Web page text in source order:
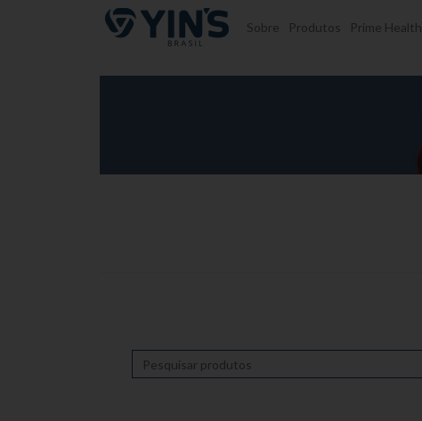
Pular para o conteúdo Sobre Produtos Prime Health